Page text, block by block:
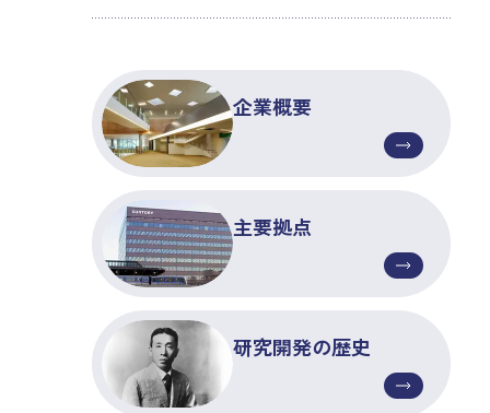
企業概要
主要拠点
研究開発の歴史